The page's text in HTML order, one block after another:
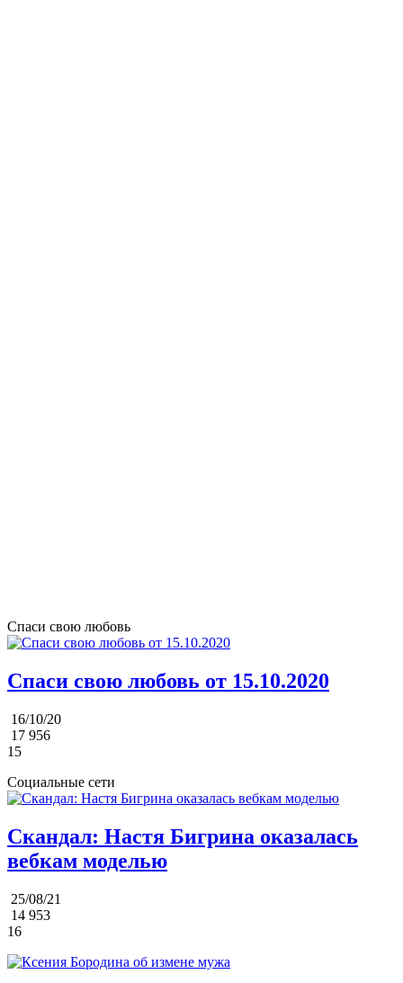
Спаси свою любовь
Спаси свою любовь от 15.10.2020
16/10/20
17 956
15
Социальные сети
Скандал: Настя Бигрина оказалась
вебкам моделью
25/08/21
14 953
16